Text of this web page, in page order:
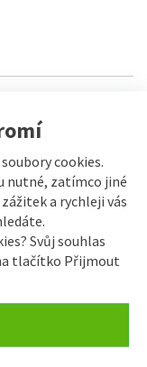
cookies.
nutné, zatímco jiné
a rychleji vás
Svůj souhlas
tlačítko Přijmout
kořenkami 5x GN 1/4 |
- PNK 103x45
5.795 Kč 5.215,50 Kč